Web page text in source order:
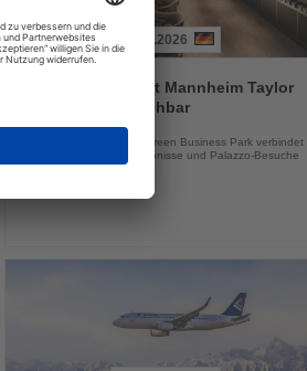
Lesen
03.08.2026
Essential by Dorint Mannheim Taylor
Park ab sofort buchbar
Das neue Hotel im Taylor Green Business Park verbindet
Geschäftsreisen, Stadterlebnisse und Palazzo-Besuche